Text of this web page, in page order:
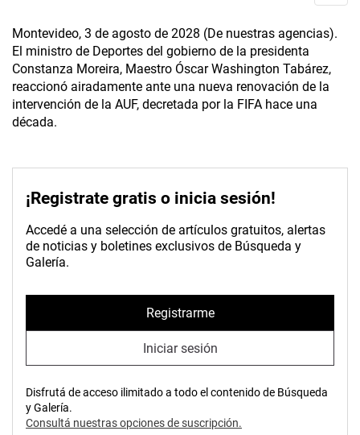
Montevideo, 3 de agosto de 2028 (De nuestras agencias).
El ministro de Deportes del gobierno de la presidenta
Constanza Moreira, Maestro Óscar Washington Tabárez,
reaccionó airadamente ante una nueva renovación de la
intervención de la AUF, decretada por la FIFA hace una
década.
¡Registrate gratis o inicia sesión!
Accedé a una selección de artículos gratuitos, alertas
de noticias y boletines exclusivos de Búsqueda y
Galería.
Registrarme
Iniciar sesión
Disfrutá de acceso ilimitado a todo el contenido de Búsqueda
y Galería.
Consultá nuestras opciones de suscripción.